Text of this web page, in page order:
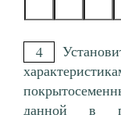
4
данной в